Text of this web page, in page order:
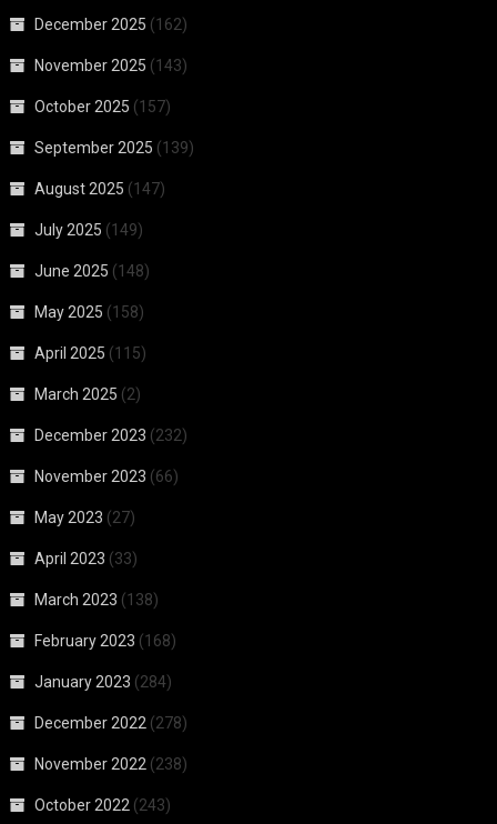
December 2025 (162)
November 2025 (143)
October 2025 (157)
September 2025 (139)
August 2025 (147)
July 2025 (149)
June 2025 (148)
May 2025 (158)
April 2025 (115)
March 2025 (2)
December 2023 (232)
November 2023 (66)
May 2023 (27)
April 2023 (33)
March 2023 (138)
February 2023 (168)
January 2023 (284)
December 2022 (278)
November 2022 (238)
October 2022 (243)